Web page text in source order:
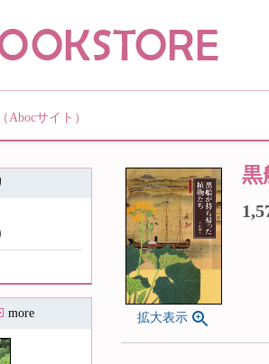
（Abocサイト）
more 拡大表示
黒